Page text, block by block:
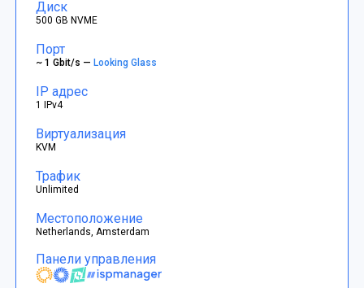
Диск
500 GB NVME
Порт
~ 1 Gbit/s —Looking Glass
IP адрес
1 IPv4
Виртуализация
KVM
Трафик
Unlimited
Местоположение
Netherlands, Amsterdam
Панели управления